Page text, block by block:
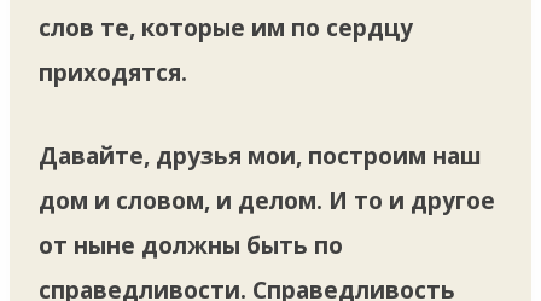
слов те, которые им по сердцу
приходятся.
Давайте, друзья мои, построим наш
дом и словом, и делом. И то и другое
от ныне должны быть по
справедливости. Справедливость